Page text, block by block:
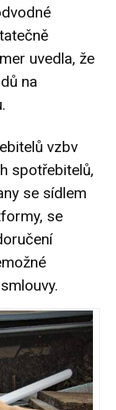
uvedla, že
na
vzbv
spotřebitelů,
se sídlem
se